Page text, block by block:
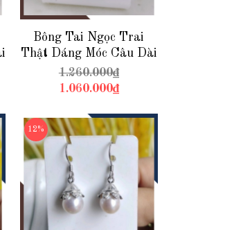
Bông Tai Ngọc Trai
Thật Dáng Móc Câu Dài
Màu Tím BTNT110
1.260.000₫
1.060.000₫
12%